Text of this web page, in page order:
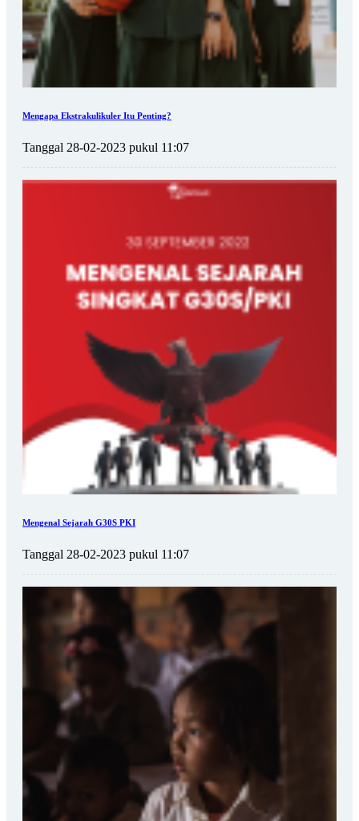
Mengapa Ekstrakulikuler Itu Penting?
Tanggal 28-02-2023 pukul 11:07
Mengenal Sejarah G30S PKI
Tanggal 28-02-2023 pukul 11:07